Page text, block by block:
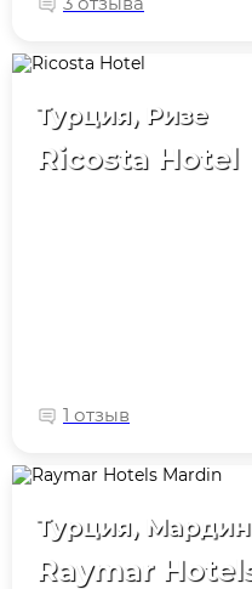
Турция, Ризе
Ricosta Hotel
1 отзыв
Турция, Мардин
Raymar